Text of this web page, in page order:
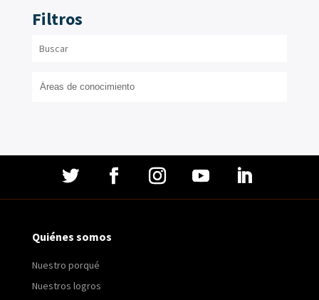
Filtros
Quiénes somos
Nuestro porqué
Nuestros logros